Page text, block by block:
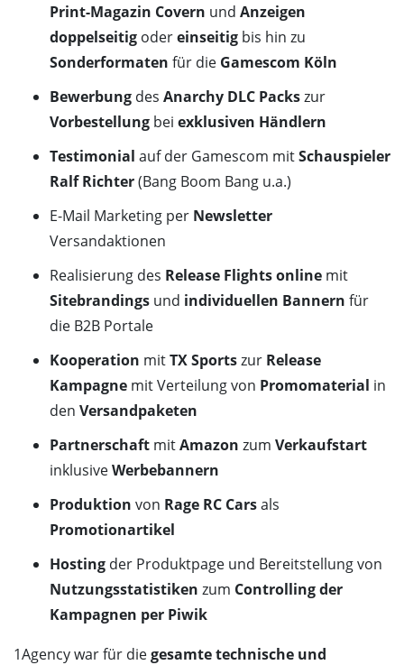
Print-Magazin Covern und Anzeigen
doppelseitig odereinseitig bis hin zu
Sonderformaten für die Gamescom Köln
Bewerbung des Anarchy DLC Packszur
Vorbestellung bei exklusiven Händlern
Testimonial auf der Gamescom mitSchauspieler
Ralf Richter(Bang Boom Bang u.a.)
E-Mail Marketing per Newsletter
Versandaktionen
Realisierung des Release Flights online mit
Sitebrandings und individuellen Bannern für
die B2B Portale
Kooperation mitTX Sportszur Release
Kampagne mit Verteilung von Promomaterial in
den Versandpaketen
Partnerschaft mitAmazon zum Verkaufstart
inklusiveWerbebannern
Produktion von Rage RC Carsals
Promotionartikel
Hosting der Produktpage und Bereitstellung von
Nutzungsstatistiken zum Controlling der
Kampagnen per Piwik
1Agency war für diegesamte technische und